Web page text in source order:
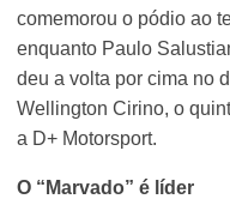
comemorou o pódio ao
enquanto Paulo
deu a volta por cima no
Wellington Cirino, o
a D+ Motorsport.
O “Marvado” é líder